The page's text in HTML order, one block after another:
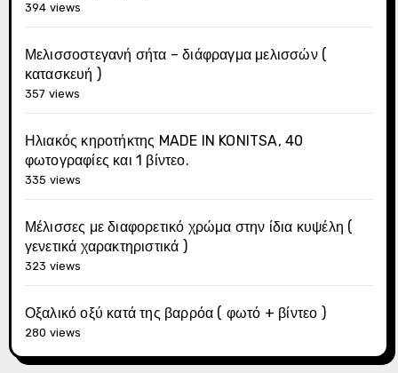
394 views
Μελισσοστεγανή σήτα – διάφραγμα μελισσών (
κατασκευή )
357 views
Ηλιακός κηροτήκτης MADE IN KONITSA, 40
φωτογραφίες και 1 βίντεο.
335 views
Μέλισσες με διαφορετικό χρώμα στην ίδια κυψέλη (
γενετικά χαρακτηριστικά )
323 views
Οξαλικό οξύ κατά της βαρρόα ( φωτό + βίντεο )
280 views